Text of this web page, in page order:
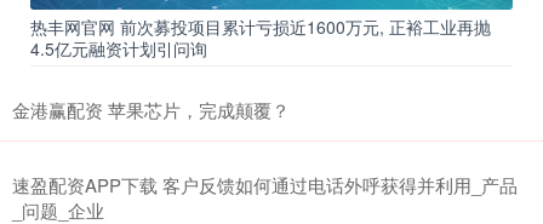
热丰网官网 前次募投项目累计亏损近1600万元, 正裕工业再抛
4.5亿元融资计划引问询
金港赢配资 苹果芯片，完成颠覆？
速盈配资APP下载 客户反馈如何通过电话外呼获得并利用_产品
_问题_企业